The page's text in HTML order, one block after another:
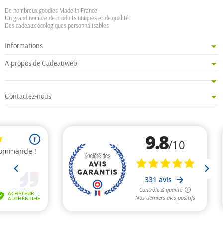
De nombreux goodies Made in France
Un grand nombre de produits uniques et de qualité
Des cadeaux écologiques personnalisables
Informations
A propos de Cadeauweb
Contactez-nous